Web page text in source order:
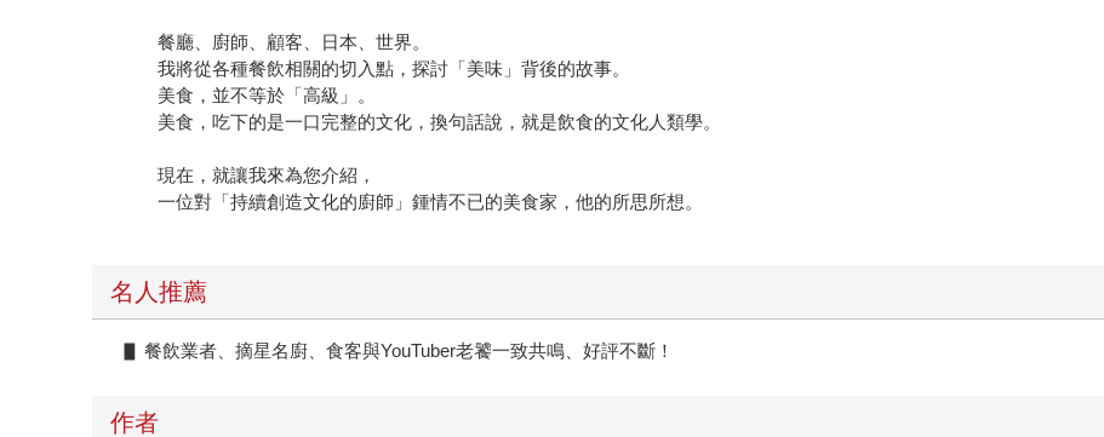
餐廳、廚師、顧客、日本、世界。
我將從各種餐飲相關的切入點，探討「美味」背後的故事。
美食，並不等於「高級」。
美食，吃下的是一口完整的文化，換句話說，就是飲食的文化人類學。
現在，就讓我來為您介紹，
一位對「持續創造文化的廚師」鍾情不已的美食家，他的所思所想。
名人推薦
▋ 餐飲業者、摘星名廚、食客與YouTuber老饕一致共鳴、好評不斷！
作者